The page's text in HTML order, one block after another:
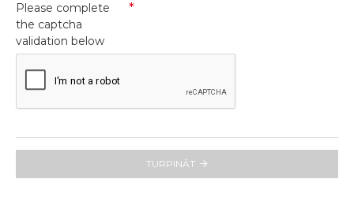
Please complete
the captcha
validation below
TURPINĀT